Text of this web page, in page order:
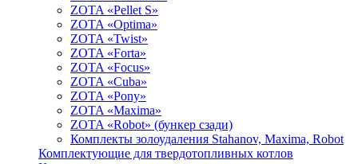
ZOTA «Pellet S»
ZOTA «Optima»
ZOTA «Twist»
ZOTA «Forta»
ZOTA «Focus»
ZOTA «Cuba»
ZOTA «Pony»
ZOTA «Maxima»
ZOTA «Robot» (бункер сзади)
Комплекты золоудаления Stahanov, Maxima, Robot
Комплектующие для твердотопливных котлов